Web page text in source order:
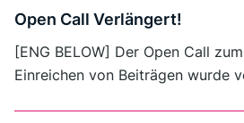
Open Call Verlängert!
[ENG BELOW] Der Open Call
Einreichen von Beiträgen wurde